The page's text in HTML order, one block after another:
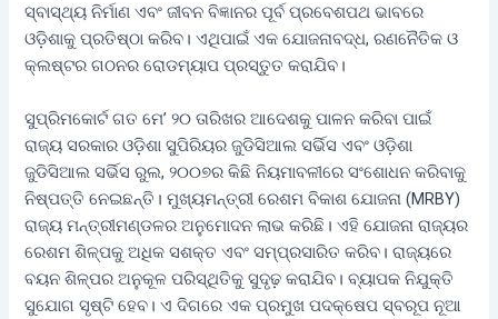
ସ୍ବାସ୍ଥ୍ୟ ନିର୍ମାଣ ଏବଂ ଜୀବନ ବିଜ୍ଞାନର ପୂର୍ବ ପ୍ରବେଶପଥ ଭାବରେ
ଓଡ଼ିଶାକୁ ପ୍ରତିଷ୍ଠା କରିବ। ଏଥିପାଇଁ ଏକ ଯୋଜନାବଦ୍ଧ, ରଣନୈତିକ ଓ
କ୍ଲଷ୍ଟର ଗଠନର ରୋଡମ୍ୟାପ ପ୍ରସ୍ତୁତ କରାଯିବ।
ସୁପ୍ରିମକୋର୍ଟ ଗତ ମେ’ ୨୦ ତାରିଖର ଆଦେଶକୁ ପାଳନ କରିବା ପାଇଁ
ରାଜ୍ୟ ସରକାର ଓଡ଼ିଶା ସୁପିରିୟର ଜୁଡିସିଆଲ ସର୍ଭିସ ଏବଂ ଓଡ଼ିଶା
ଜୁଡିସିଆଲ ସର୍ଭିସ ରୁଲ, ୨୦୦୭ର କିଛି ନିୟମାବଳୀରେ ସଂଶୋଧନ କରିବାକୁ
ନିଷ୍ପତ୍ତି ନେଇଛନ୍ତି। ମୁଖ୍ୟମନ୍ତ୍ରୀ ରେଶମ ବିକାଶ ଯୋଜନା (MRBY)
ରାଜ୍ୟ ମନ୍ତ୍ରୀମଣ୍ଡଳର ଅନୁମୋଦନ ଲାଭ କରିଛି। ଏହି ଯୋଜନା ରାଜ୍ୟର
ରେଶମ ଶିଳ୍ପକୁ ଅଧିକ ସଶକ୍ତ ଏବଂ ସମ୍ପ୍ରସାରିତ କରିବ। ରାଜ୍ୟରେ
ବୟନ ଶିଳ୍ପର ଅନୁକୂଳ ପରିସ୍ଥିତିକୁ ସୁଦୃଢ଼ କରାଯିବ। ବ୍ୟାପକ ନିଯୁକ୍ତି
ସୁଯୋଗ ସୃଷ୍ଟି ହେବ। ଏ ଦିଗରେ ଏକ ପ୍ରମୁଖ ପଦକ୍ଷେପ ସ୍ବରୂପ ନୂଆ